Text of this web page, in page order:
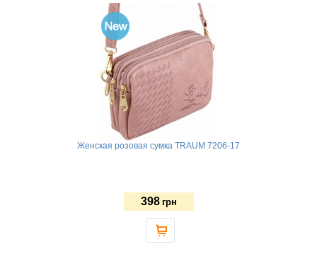
Женская розовая сумка TRAUM 7206-17
398 грн